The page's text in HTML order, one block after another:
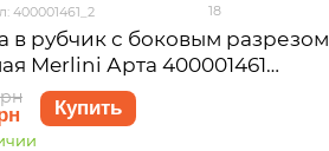
400001461_2 18
в рубчик с боковым разрезом
Merlini Арта 400001461
L-XL
Купить